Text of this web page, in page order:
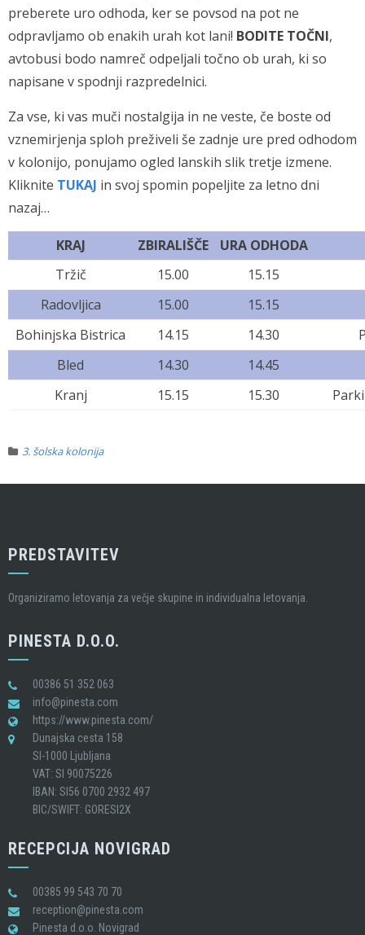
preberete uro odhoda, ker se povsod na pot ne
odpravljamo ob enakih urah kot lani! BODITE TOČNI,
avtobusi bodo namreč odpeljali točno ob urah, ki so
napisane v spodnji razpredelnici.
Za vse, ki vas muči nostalgija in ne veste, če boste od
vznemirjenja sploh preživeli še zadnje ure pred odhodom
v kolonijo, ponujamo ogled lanskih slik tretje izmene.
Kliknite TUKAJ in svoj spomin popeljite za letno dni
nazaj…
KRAJ ZBIRALIŠČE
URA ODHODA
Tržič
15.00
15.15
Radovljica
15.00
15.15
Bohinjska Bistrica
14.15 14.30
Bled
14.30
14.45
Kranj
15.15 15.30
3. šolska kolonija
PREDSTAVITEV
Organiziramo letovanja za večje skupine in individualna letovanja.
PINESTA D.O.O.
00386 51 352 063
info@pinesta.com
https://www.pinesta.com/
Dunajska cesta 158
SI-1000 Ljubljana
VAT: SI 90075226
IBAN: SI56 0700 2932 497
BIC/SWIFT: GORESI2X
RECEPCIJA NOVIGRAD
00385 99 543 70 70
reception@pinesta.com
Pinesta d.o.o. Novigrad